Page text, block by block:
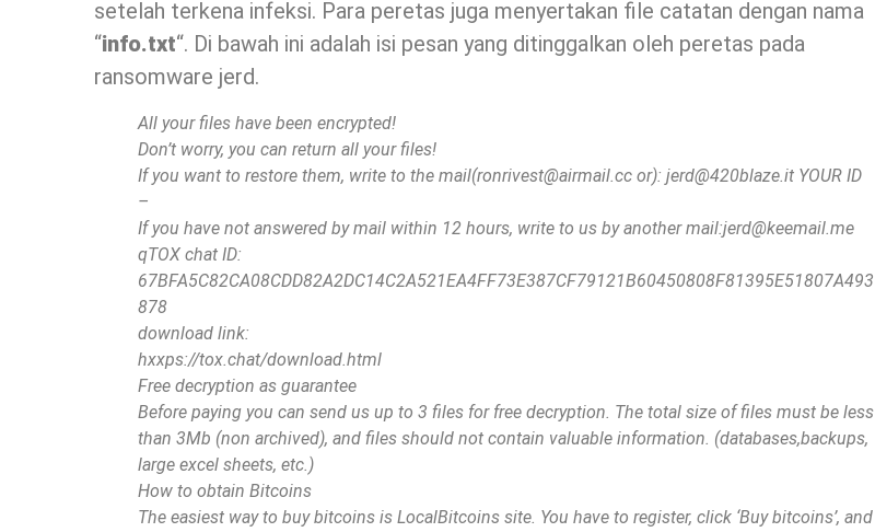
setelah terkena infeksi. Para peretas juga menyertakan file catatan dengan nama
“info.txt“. Di bawah ini adalah isi pesan yang ditinggalkan oleh peretas pada
ransomware jerd.
All your files have been encrypted!
Don’t worry, you can return all your files!
If you want to restore them, write to the mail(ronrivest@airmail.cc or):jerd@420blaze.it YOUR ID
–
If you have not answered by mail within 12 hours, write to us by another mail:jerd@keemail.me
qTOX chat ID:
67BFA5C82CA08CDD82A2DC14C2A521EA4FF73E387CF79121B60450808F81395E51807A493
878
download link:
hxxps://tox.chat/download.html
Free decryption as guarantee
Before paying you can send us up to 3 files for free decryption. The total size of files must be less
than 3Mb (non archived), and files should not contain valuable information. (databases,backups,
large excel sheets, etc.)
How to obtain Bitcoins
The easiest way to buy bitcoins is LocalBitcoins site. You have to register, click ‘Buy bitcoins’, and